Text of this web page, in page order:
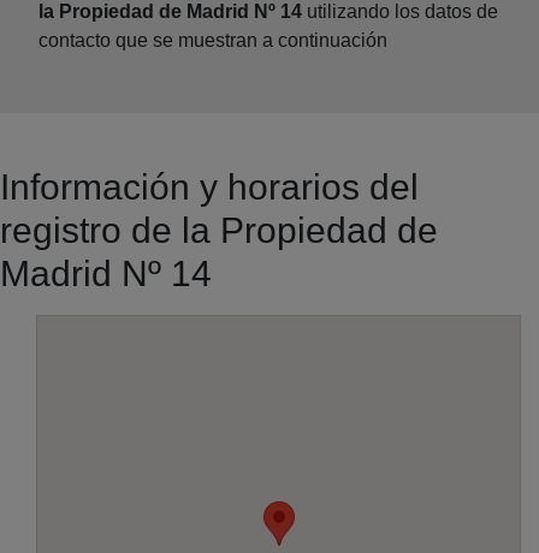
la Propiedad de Madrid Nº 14 utilizando los datos de
contacto que se muestran a continuación
Información y horarios del
registro de la Propiedad de
Madrid Nº 14